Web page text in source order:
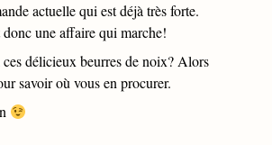
actuelle qui est déjà très forte.
une affaire qui marche!
délicieux beurres de noix? Alors
savoir où vous en procurer.